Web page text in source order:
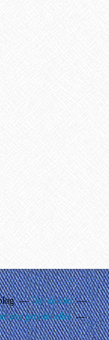
Top articles
personnelles